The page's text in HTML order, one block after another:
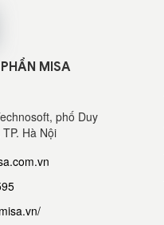
MISA
phố Duy
TP. Hà Nội